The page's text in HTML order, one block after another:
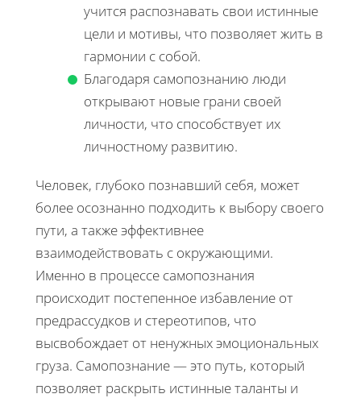
учится распознавать свои истинные
цели и мотивы, что позволяет жить в
гармонии с собой.
Благодаря самопознанию люди
открывают новые грани своей
личности, что способствует их
личностному развитию.
Человек, глубоко познавший себя, может
более осознанно подходить к выбору своего
пути, а также эффективнее
взаимодействовать с окружающими.
Именно в процессе самопознания
происходит постепенное избавление от
предрассудков и стереотипов, что
высвобождает от ненужных эмоциональных
груза. Самопознание — это путь, который
позволяет раскрыть истинные таланты и